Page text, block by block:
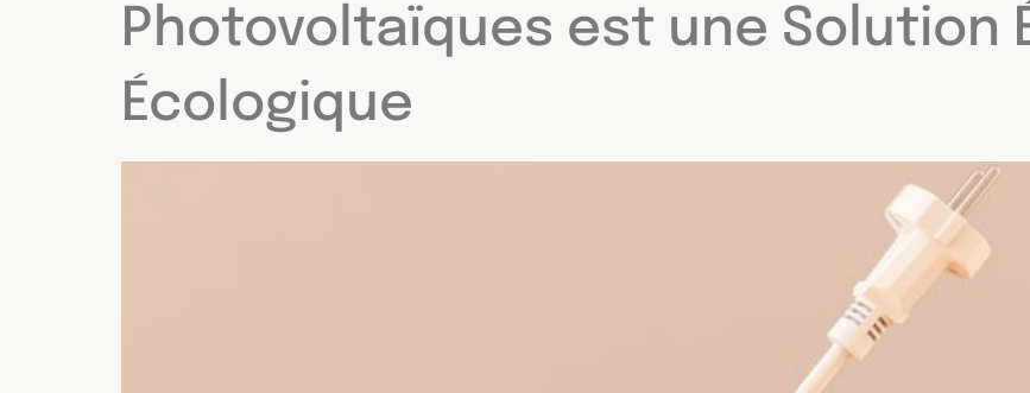
Photovoltaïques est une Solution
Écologique